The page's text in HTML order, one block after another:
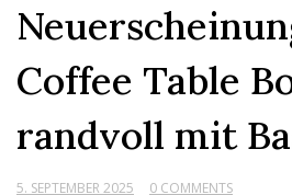
Coffee Table
randvoll mit
5. SEPTEMBER 2025 0 COMMENTS